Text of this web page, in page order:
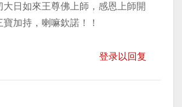
大日如來王尊佛上師，感恩上師開
加持，喇嘛欽諾！！
登录以回复